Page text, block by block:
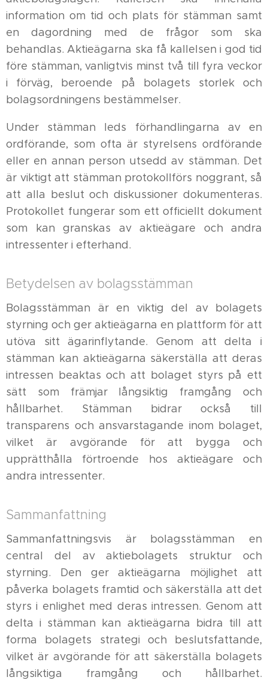
information om tid och plats för stämman samt
en dagordning med de frågor som ska
behandlas. Aktieägarna ska få kallelsen i god tid
före stämman, vanligtvis minst två till fyra veckor
i förväg, beroende på bolagets storlek och
bolagsordningens bestämmelser.
Under stämman leds förhandlingarna av en
ordförande, som ofta är styrelsens ordförande
eller en annan person utsedd av stämman. Det
är viktigt att stämman protokollförs noggrant, så
att alla beslut och diskussioner dokumenteras.
Protokollet fungerar som ett officiellt dokument
som kan granskas av aktieägare och andra
intressenter i efterhand.
Betydelsen av bolagsstämman
Bolagsstämman är en viktig del av bolagets
styrning och ger aktieägarna en plattform för att
utöva sitt ägarinflytande. Genom att delta i
stämman kan aktieägarna säkerställa att deras
intressen beaktas och att bolaget styrs på ett
sätt som främjar långsiktig framgång och
hållbarhet. Stämman bidrar också till
transparens och ansvarstagande inom bolaget,
vilket är avgörande för att bygga och
upprätthålla förtroende hos aktieägare och
andra intressenter.
Sammanfattning
Sammanfattningsvis är bolagsstämman en
central del av aktiebolagets struktur och
styrning. Den ger aktieägarna möjlighet att
påverka bolagets framtid och säkerställa att det
styrs i enlighet med deras intressen. Genom att
delta i stämman kan aktieägarna bidra till att
forma bolagets strategi och beslutsfattande,
vilket är avgörande för att säkerställa bolagets
långsiktiga framgång och hållbarhet.